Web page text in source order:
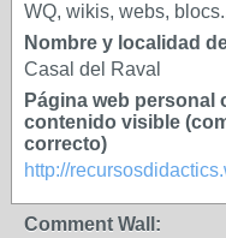
WQ, wikis, webs,
Nombre y localidad
Casal del Raval
Página web personal
contenido visible
correcto)
http://
Comment Wall: